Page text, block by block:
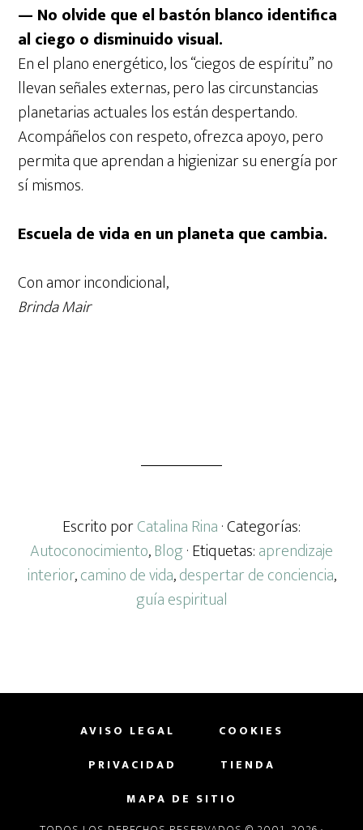
— No olvide que el bastón blanco identifica
al ciego o disminuido visual.
En el plano energético, los “ciegos de espíritu” no
llevan señales externas, pero las circunstancias
planetarias actuales los están despertando.
Acompáñelos con respeto, ofrezca apoyo, pero
permita que aprendan a higienizar su energía por
sí mismos.
Escuela de vida en un planeta que cambia.
Con amor incondicional,
Brinda Mair
Escrito porCatalina Rina· Categorías:
Autoconocimiento,Blog· Etiquetas:aprendizaje
interior,camino de vida,despertar de conciencia,
guía espiritual
AVISO LEGAL
COOKIES
PRIVACIDAD
TIENDA
MAPA DE SITIO